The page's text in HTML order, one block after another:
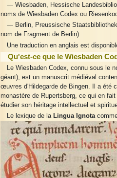
— Wiesbaden, Hessische
noms de Wiesbaden Codex ou
— Berlin, Preussische
nom de Fragment de Berlin)
Une traduction en anglais est
Qu'est-ce que le Wiesbaden
Le Wiesbaden Codex, connu sous le
géant), est un manuscrit médiéval
œuvres d'Hildegarde de Bingen. Il a été
monastère de Rupertsberg, ce qui en
étudier son héritage intellectuel et
Le lexique de la Lingua Ignota